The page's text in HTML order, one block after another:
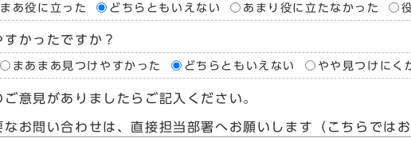
あ役に立った どちらともいえない あまり役に立たなかった
かったですか？
まあまあ見つけやすかった どちらともいえない やや見つけにく
意見がありましたらご記入ください。
なお問い合わせは、直接担当部署へお願いします（こちらでは